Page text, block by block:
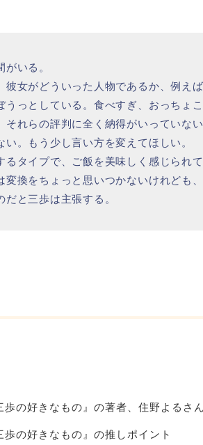
いる。
彼女がどういった人物であるか、例え
うっとしている。食べすぎ、おっちょこ
それらの評判に全く納得がいっていな
。もう少し言い方を変えてほしい。
るタイプで、ご飯を美味しく感じられ
変換をちょっと思いつかないけれども
と三歩は主張する。
歩の好きなもの』の著者、住野よるさ
歩の好きなもの』の推しポイント